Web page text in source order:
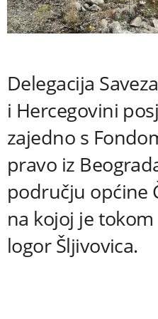
Delegacija
i Hercegovini
zajedno s
pravo iz
području općine
na kojoj je
logor Šljivovica.